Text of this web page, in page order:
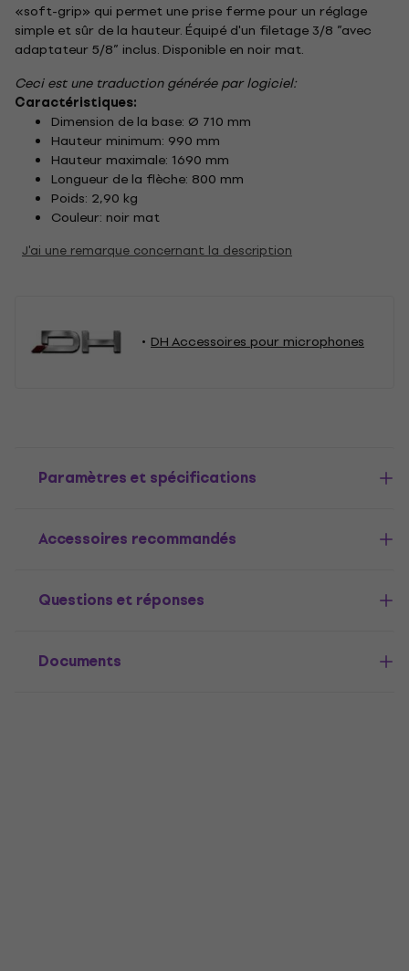
«soft-grip» qui permet une prise ferme pour un réglage
simple et sûr de la hauteur. Équipé d'un filetage 3/8 ”avec
adaptateur 5/8” inclus. Disponible en noir mat.
Ceci est une traduction générée par logiciel:
Caractéristiques:
Dimension de la base: Ø 710 mm
Hauteur minimum: 990 mm
Hauteur maximale: 1690 mm
Longueur de la flèche: 800 mm
Poids: 2,90 kg
Couleur: noir mat
J'ai une remarque concernant la description
DH Accessoires pour microphones
Paramètres et spécifications
Accessoires recommandés
Questions et réponses
Documents